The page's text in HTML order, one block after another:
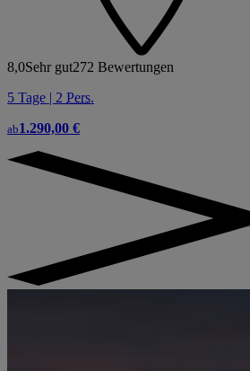
8,0Sehr gut272 Bewertungen
5 Tage | 2 Pers.
ab1.290,00 €